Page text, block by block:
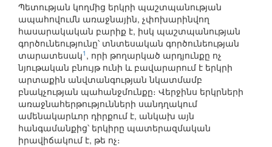
Պետության կողմից երկրի պաշտպանության
ապահովումն առաջնային, չփոխարինվող
հասարակական բարիք է, իսկ պաշտպանության
գործունեությունը՝ տնտեսական գործունեության
տարատեսակ1 , որի թողարկած արդյունքը ոչ
նյութական բնույթ ունի և բավարարում է երկրի
արտաքին անվտանգության նկատմամբ
բնակչության պահանջմունքը։ Վերջինս երկրների
առաջնահերթությունների սանդղակում
ամենակարևոր դիրքում է, անկախ այն
հանգամանքից՝ երկիրը պատերազմական
իրավիճակում է, թե ոչ։